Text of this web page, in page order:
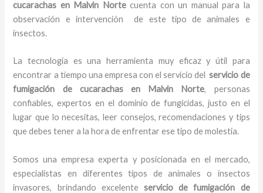
cucarachas en Malvin Nortecuenta con un manual para la
observación e intervención de este tipo de animales e
insectos.
La tecnología es una herramienta muy eficaz y útil para
encontrar a tiempo una empresa con el servicio delservicio de
fumigación de cucarachas en Malvin Norte, personas
confiables, expertos en el dominio de fungicidas, justo en el
lugar que lo necesitas, leer consejos, recomendaciones y tips
que debes tener a la hora de enfrentar ese tipo de molestia.
Somos una empresa experta y posicionada en el mercado,
especialistas en diferentes tipos de animales o insectos
invasores, brindando excelente servicio de fumigación de